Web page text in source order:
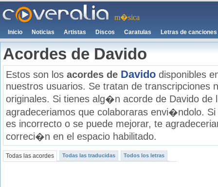
m�sica
Inicio Noticias Artistas Discos Caratulas Letras de canciones
Acordes de Davido
Estos son los acordes de Davido disponibles
nuestros usuarios. Se tratan de transcripciones
originales. Si tienes alg�n acorde de Davido de
agradeceriamos que colaboraras envi�ndolo.
es incorrecto o se puede mejorar, te
correci�n en el espacio habilitado.
Todas las acordes Todas las traducidas Todos los letras